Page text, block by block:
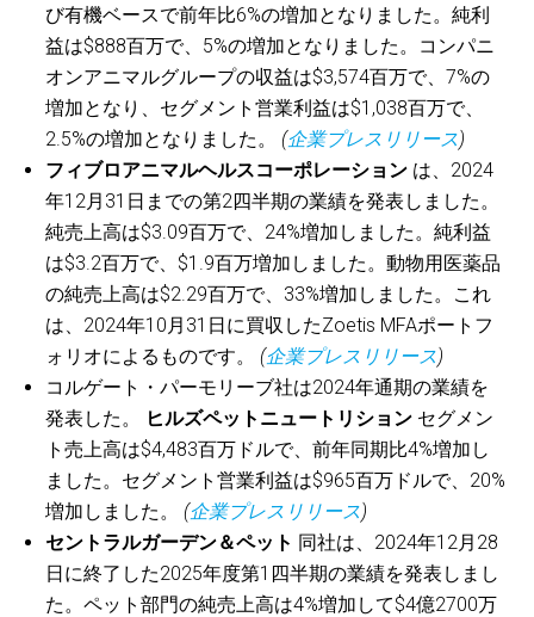
び有機ベースで前年比6%の増加となりました。純利
益は$888百万で、5%の増加となりました。コンパニ
オンアニマルグループの収益は$3,574百万で、7%の
増加となり、セグメント営業利益は$1,038百万で、
2.5%の増加となりました。
(企業プレスリリース)
フィブロアニマルヘルスコーポレーション は、2024
年12月31日までの第2四半期の業績を発表しました。
純売上高は$3.09百万で、24%増加しました。純利益
は$3.2百万で、$1.9百万増加しました。動物用医薬品
の純売上高は$2.29百万で、33%増加しました。これ
は、2024年10月31日に買収したZoetis MFAポートフ
ォリオによるものです。
(企業プレスリリース)
コルゲート・パーモリーブ社は2024年通期の業績を
発表した。
ヒルズペットニュートリション セグメン
ト売上高は$4,483百万ドルで、前年同期比4%増加し
ました。セグメント営業利益は$965百万ドルで、20%
増加しました。 (企業プレスリリース)
セントラルガーデン＆ペット 同社は、2024年12月28
日に終了した2025年度第1四半期の業績を発表しまし
た。ペット部門の純売上高は4%増加して$4億2700万